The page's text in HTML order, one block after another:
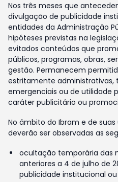
Nos três meses que
divulgação de publicidade
entidades da Administração
hipóteses previstas na
evitados conteúdos que
públicos, programas, obras,
gestão. Permanecem
estritamente administrativas,
emergenciais ou de utilidade
caráter publicitário ou
No âmbito do Ibram e de
deverão ser observadas as
ocultação temporária das
anteriores a 4 de julho de
publicidade institucional